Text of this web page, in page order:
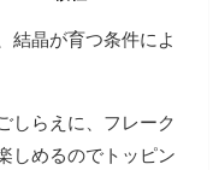
結晶が育つ条件によ
しらえに、フレーク
しめるのでトッピン